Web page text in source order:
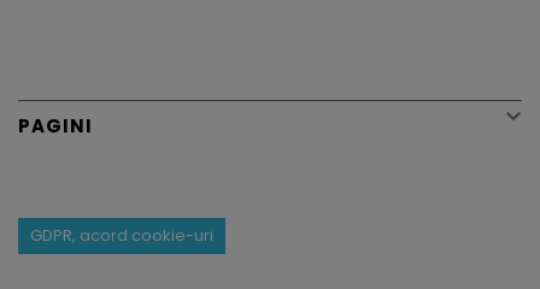
PAGINI 
GDPR, acord cookie-uri